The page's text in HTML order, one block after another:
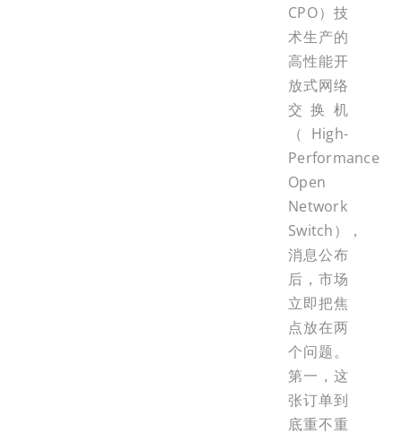
CPO）技
术生产的
高性能开
放式网络
交换机
（High-
Performance
Open
Network
Switch），
消息公布
后，市场
立即把焦
点放在两
个问题。
第一，这
张订单到
底重不重